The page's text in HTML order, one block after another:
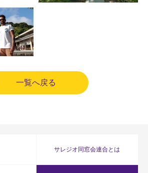
一覧へ戻る
サレジオ同窓会連合とは